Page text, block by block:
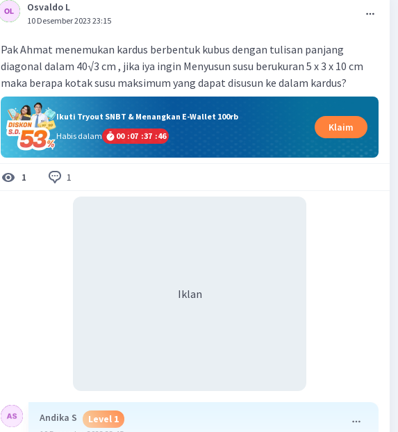
Osvaldo L
10 Desember 2023 23:15
Pak Ahmat menemukan kardus berbentuk kubus dengan tulisan panjang
diagonal dalam 40√3 cm , jika iya ingin Menyusun susu berukuran 5 x 3 x 10 cm
maka berapa kotak susu maksimum yang dapat disusun ke dalam kardus?
Ikuti Tryout SNBT & Menangkan E-Wallet 100rb
Habis dalam
00 :07 :37 :45
Klaim
1 1
Iklan
Andika S Level 1